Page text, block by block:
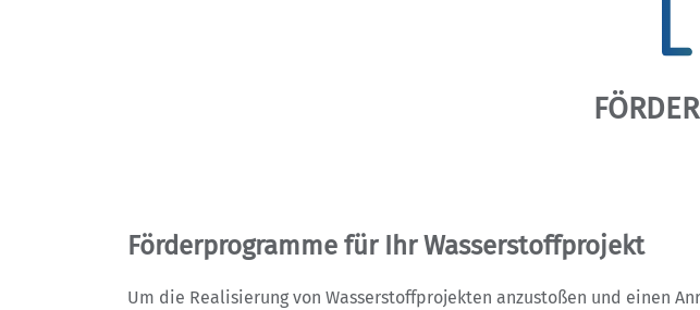
Förderprogramme für Ihr Wasserstoffprojekt
Um die Realisierung von Wasserstoffprojekten anzustoßen und einen